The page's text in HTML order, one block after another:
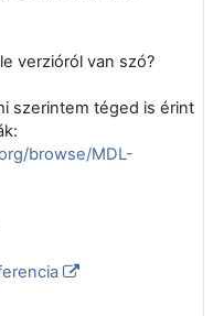
verzióról van szó?
szerintem téged is érint
browse/MDL-